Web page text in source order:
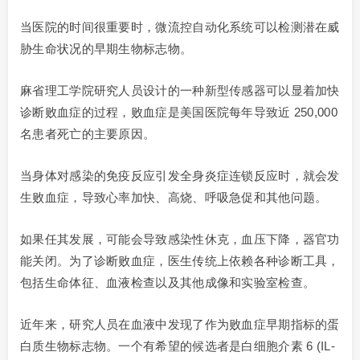
当医院的时间很重要时，微流控自动化系统可以检测潜在威
胁生命状况的早期生物标志物。
麻省理工学院研究人员设计的一种新型传感器可以显着加快
诊断败血症的过程，败血症是美国医院每年导致近 250,000
名患者死亡的主要原因。
当身体对感染的免疫反应引发全身炎症连锁反应时，就会发
生败血症，导致心率加快、高烧、呼吸急促和其他问题。
如果任其发展，可能会导致感染性休克，血压下降，器官功
能关闭。为了诊断败血症，医生传统上依赖各种诊断工具，
包括生命体征、血液检查以及其他成像和实验室检查。
近年来，研究人员在血液中发现了作为败血症早期指标的蛋
白质生物标志物。一个有希望的候选者是白细胞介素 6 (IL-